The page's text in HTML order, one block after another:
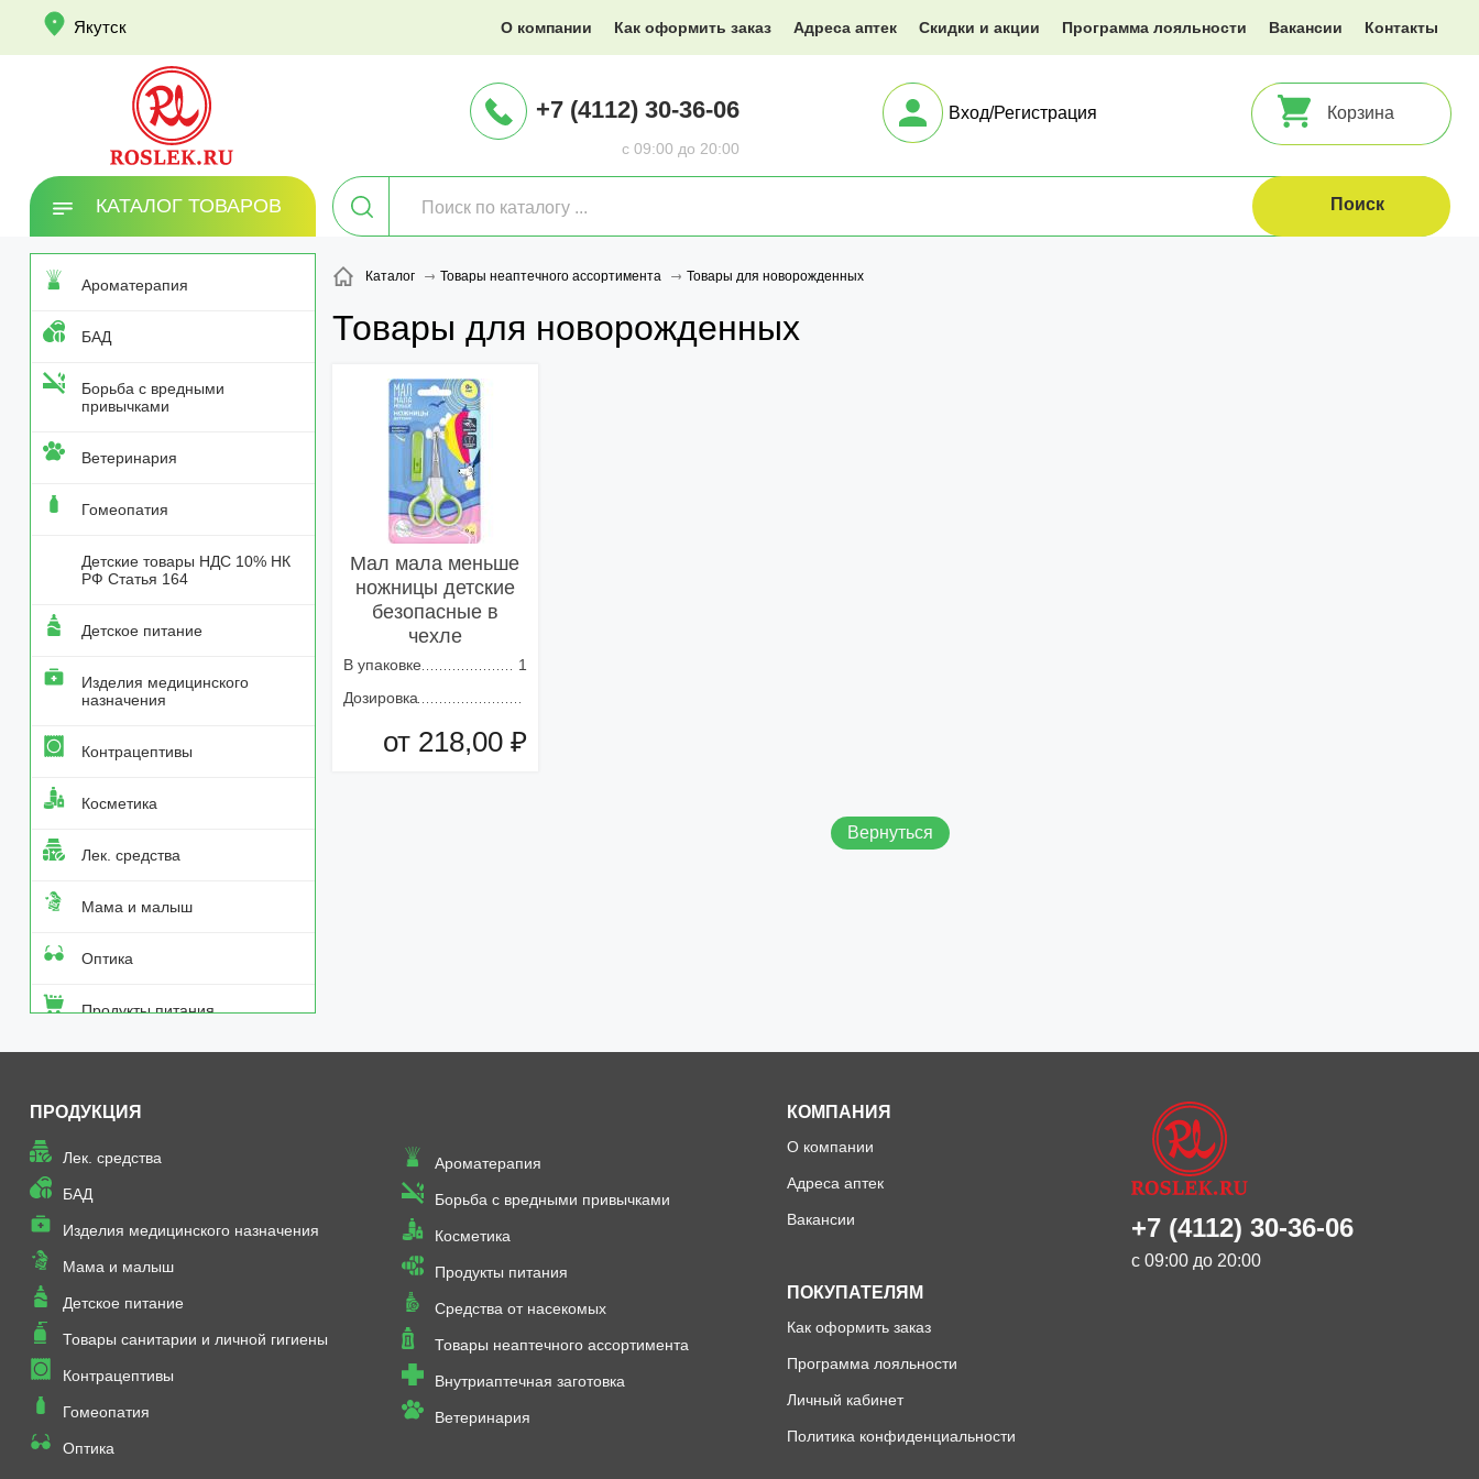
info@XXX.ru
О компании Как оформить заказ Адреса аптек Скидки и акции Программа лояльности Вакансии Контакты
с 09:00 до 20:00
+7 (4112) 30-36-06 Корзина
Вход/Регистрация
Якутск
КАТАЛОГ ТОВАРОВ
Ароматерапия
БАД
Борьба с вредными
привычками
Ветеринария
Гомеопатия
Детские товары НДС 10% НК
РФ Статья 164
Детское питание
Изделия медицинского
назначения
Контрацептивы
Косметика
Лек. средства
Мама и малыш
Оптика
Продукты питания
Товары неаптечного
гигиены
Каталог Товары неаптечного ассортимента Товары для новорожденных
Товары для новорожденных
Мал мала меньше
ножницы детские
безопасные в
чехле
В упаковке
1
Дозировка
от 218,00 ₽
Вернуться
ПРОДУКЦИЯ
Лек. средства
БАД
Изделия медицинского назначения
Мама и малыш
Детское питание
Товары санитарии и личной гигиены
Контрацептивы
Гомеопатия
Оптика
Ароматерапия
Борьба с вредными привычками
Косметика
Продукты питания
Средства от насекомых
Товары неаптечного ассортимента
Внутриаптечная заготовка
Ветеринария
КОМПАНИЯ
О компании
Адреса аптек
Вакансии
ПОКУПАТЕЛЯМ
Как оформить заказ
Программа лояльности
Личный кабинет
Политика конфиденциальности
+7 (4112) 30-36-06
с 09:00 до 20:00